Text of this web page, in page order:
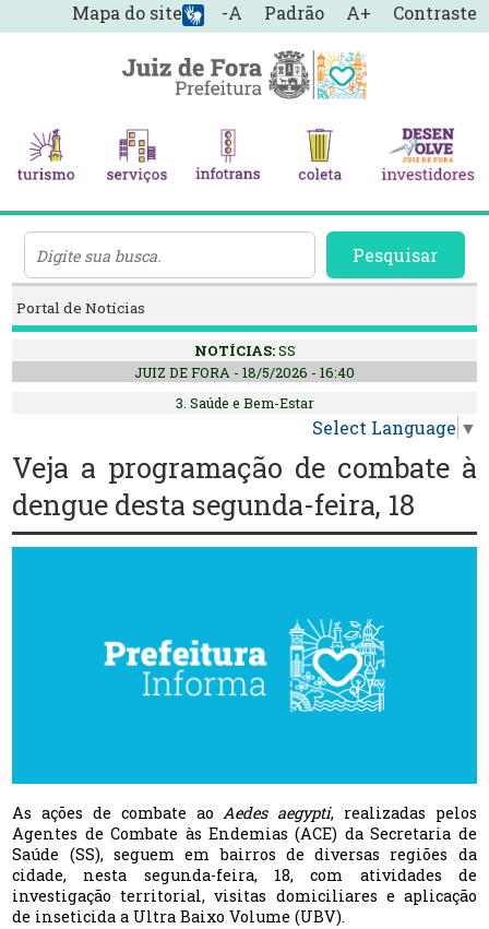
-A Padrão A+ Contraste
Mapa do site
Pesquisar
Portal de Notícias
NOTÍCIAS:SS
JUIZ DE FORA - 18/5/2026 - 16:40
3. Saúde e Bem-Estar
Select Language ▼
Veja a programação de combate à
dengue desta segunda-feira, 18
As ações de combate aoAedes aegypti, realizadas pelos
Agentes de Combate às Endemias (ACE) da Secretaria de
Saúde (SS), seguem em bairros de diversas regiões da
cidade, nesta segunda-feira, 18, com atividades de
investigação territorial, visitas domiciliares e aplicação
de inseticida a Ultra Baixo Volume (UBV).